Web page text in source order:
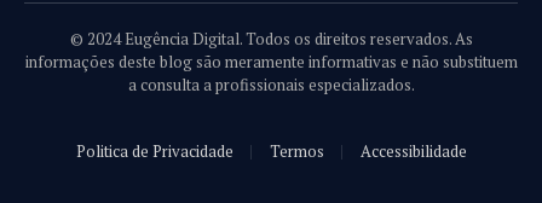
© 2024 Eugência Digital. Todos os direitos reservados. As
informações deste blog são meramente informativas e não substituem
a consulta a profissionais especializados.
Politica de Privacidade Termos Accessibilidade